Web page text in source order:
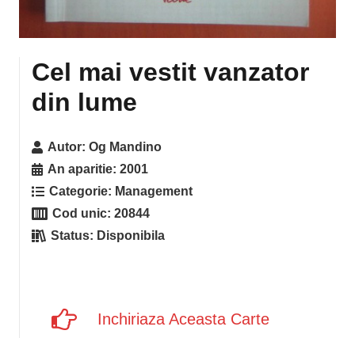
Cel mai vestit vanzator
din lume
Autor:Og Mandino
An aparitie:2001
Categorie: Management
Cod unic:20844
Status: Disponibila
Inchiriaza Aceasta Carte